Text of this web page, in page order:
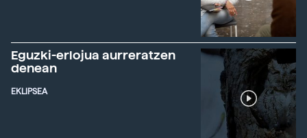
Eguzki-erlojua aurreratzen
denean
EKLIPSEA